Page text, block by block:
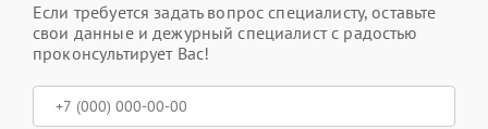
Если требуется задать вопрос специалисту, оставьте
свои данные и дежурный специалист с радостью
проконсультирует Вас!